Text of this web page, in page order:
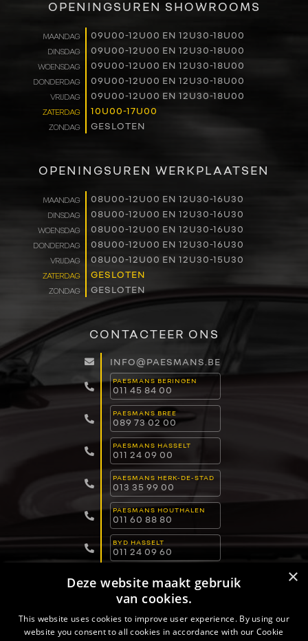
VERKOOP
RENAULT PRO+
NAVERKOOP
VERHUUR
WERKEN BIJ
CONTACT
OPENINGSUREN SHOWROOMS
MAANDAG 09U00-12U00 EN 12U30-18U00
DINSDAG 09U00-12U00 EN 12U30-18U00
WOENSDAG 09U00-12U00 EN 12U30-18U00
DONDERDAG 09U00-12U00 EN 12U30-18U00
VRIJDAG 09U00-12U00 EN 12U30-18U00
ZATERDAG 10U00-17U00
ZONDAG GESLOTEN
OPENINGSUREN WERKPLAATSEN
MAANDAG 08U00-12U00 EN 12U30-16U30
DINSDAG 08U00-12U00 EN 12U30-16U30
WOENSDAG 08U00-12U00 EN 12U30-16U30
DONDERDAG 08U00-12U00 EN 12U30-16U30
VRIJDAG 08U00-12U00 EN 12U30-15U30
ZATERDAG GESLOTEN
ZONDAG GESLOTEN
CONTACTEER ONS
INFO@PAESMANS.BE
PAESMANS BERINGEN
011 45 84 00
PAESMANS BREE
089 73 02 00
PAESMANS HASSELT
011 24 09 00
PAESMANS HERK-DE-STAD
013 35 99 00
PAESMANS HOUTHALEN
011 60 88 80
BYD HASSELT
011 24 09 60
011 15 04 00
089 82 30 30
×
Deze website maakt gebruik
van cookies.
This website uses cookies to improve user experience. By using our
website you consent to all cookies in accordance with our Cookie